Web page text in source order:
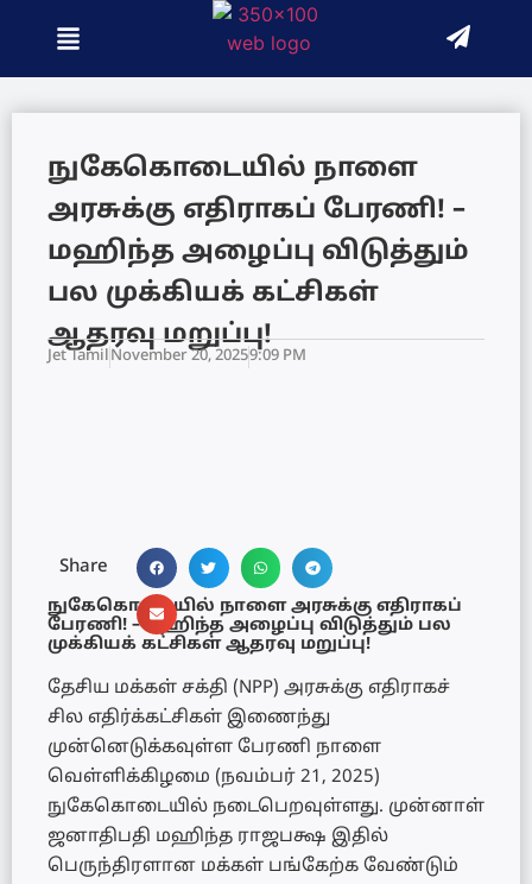
நுகேகொடையில் நாளை
அரசுக்கு எதிராகப் பேரணி! –
மஹிந்த அழைப்பு விடுத்தும்
பல முக்கியக் கட்சிகள்
ஆதரவு மறுப்பு!
Jet TamilNovember 20, 20259:09 PM
Share
நுகேகொடையில் நாளை அரசுக்கு எதிராகப்
பேரணி! – மஹிந்த அழைப்பு விடுத்தும் பல
முக்கியக் கட்சிகள் ஆதரவு மறுப்பு!
தேசிய மக்கள் சக்தி (NPP) அரசுக்கு எதிராகச்
சில எதிர்க்கட்சிகள் இணைந்து
முன்னெடுக்கவுள்ள பேரணி நாளை
வெள்ளிக்கிழமை (நவம்பர் 21, 2025)
நுகேகொடையில் நடைபெறவுள்ளது. முன்னாள்
ஜனாதிபதி மஹிந்த ராஜபக்ஷ இதில்
பெருந்திரளான மக்கள் பங்கேற்க வேண்டும்